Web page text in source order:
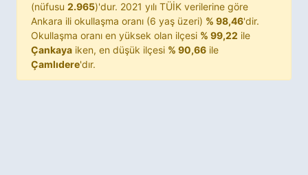
(nüfusu 2.965)'dur. 2021 yılı TÜİK verilerine göre
Ankara ili okullaşma oranı (6 yaş üzeri) % 98,46'dir.
Okullaşma oranı en yüksek olan ilçesi % 99,22 ile
Çankaya iken, en düşük ilçesi % 90,66 ile
Çamlıdere'dır.